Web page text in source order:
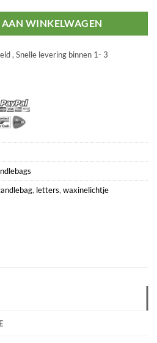
WINKELWAGEN
, Snelle levering binnen 1- 3
, letters,waxinelichtje